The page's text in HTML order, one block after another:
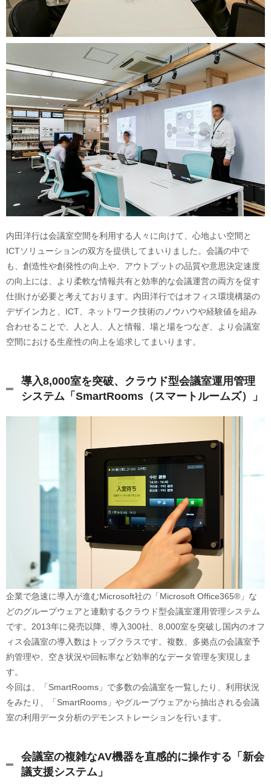
内田洋行は会議室空間を利用する人々に向けて、心地よい空間と
ICTソリューションの双方を提供してまいりました。会議の中で
も、創造性や創発性の向上や、アウトプットの品質や意思決定速度
の向上には、より柔軟な情報共有と効率的な会議運営の両方を促す
仕掛けが必要と考えております。内田洋行ではオフィス環境構築の
デザイン力と、ICT、ネットワーク技術のノウハウや経験値を組み
合わせることで、人と人、人と情報、場と場をつなぎ、より会議室
空間における生産性の向上を追求してまいります。
導入8,000室を突破、クラウド型会議室運用管理
システム「SmartRooms（スマートルームズ）」
企業で急速に導入が進むMicrosoft社の「Microsoft Office365®」な
どのグループウェアと連動するクラウド型会議室運用管理システム
です。2013年に発売以降、導入300社、8,000室を突破し国内のオフ
ィス会議室の導入数はトップクラスです。複数、多拠点の会議室予
約管理や、空き状況や回転率など効率的なデータ管理を実現しま
す。
今回は、「SmartRooms」で多数の会議室を一覧したり、利用状況
をみたり、「SmartRooms」やグループウェアから抽出される会議
室の利用データ分析のデモンストレーションを行います。
会議室の複雑なAV機器を直感的に操作する「新会
議支援システム」